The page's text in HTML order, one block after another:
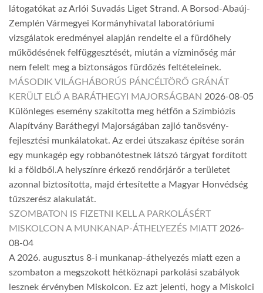
látogatókat az Arlói Suvadás Liget Strand. A Borsod-Abaúj-
Zemplén Vármegyei Kormányhivatal laboratóriumi
vizsgálatok eredményei alapján rendelte el a fürdőhely
működésének felfüggesztését, miután a vízminőség már
nem felelt meg a biztonságos fürdőzés feltételeinek.
MÁSODIK VILÁGHÁBORÚS PÁNCÉLTÖRŐ GRÁNÁT
KERÜLT ELŐ A BARÁTHEGYI MAJORSÁGBAN 2026-08-05
Különleges esemény szakította meg hétfőn a Szimbiózis
Alapítvány Baráthegyi Majorságában zajló tanösvény-
fejlesztési munkálatokat. Az erdei útszakasz építése során
egy munkagép egy robbanótestnek látszó tárgyat fordított
ki a földből.A helyszínre érkező rendőrjárőr a területet
azonnal biztosította, majd értesítette a Magyar Honvédség
tűzszerész alakulatát.
SZOMBATON IS FIZETNI KELL A PARKOLÁSÉRT
MISKOLCON A MUNKANAP-ÁTHELYEZÉS MIATT 2026-
08-04
A 2026. augusztus 8-i munkanap-áthelyezés miatt ezen a
szombaton a megszokott hétköznapi parkolási szabályok
lesznek érvényben Miskolcon. Ez azt jelenti, hogy a Miskolci